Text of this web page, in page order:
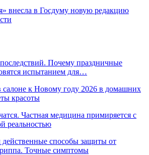
внесла в Госдуму новую редакцию
Почему праздничные
испытанием для…
к Новому году 2026 в домашних
красоты
Частная медицина примиряется с
реальностью
действенные способы защиты от
Точные симптомы